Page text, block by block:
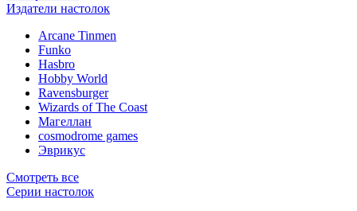
Издатели настолок
Arcane Tinmen
Funko
Hasbro
Hobby World
Ravensburger
Wizards of The Coast
Магеллан
сosmodrome games
Эврикус
Смотреть все
Серии настолок